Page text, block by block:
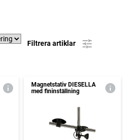
Filtrera artiklar
Magnetstativ DIESELLA
med fininställning